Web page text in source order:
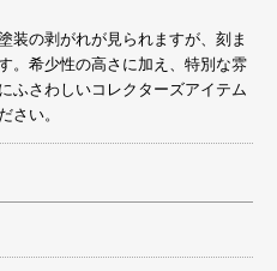
装の剥がれが見られますが、刻ま
。希少性の高さに加え、特別な雰
ふさわしいコレクターズアイテム
さい。